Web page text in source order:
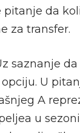
pitanje da
za transfer.
saznanje
U
A
u